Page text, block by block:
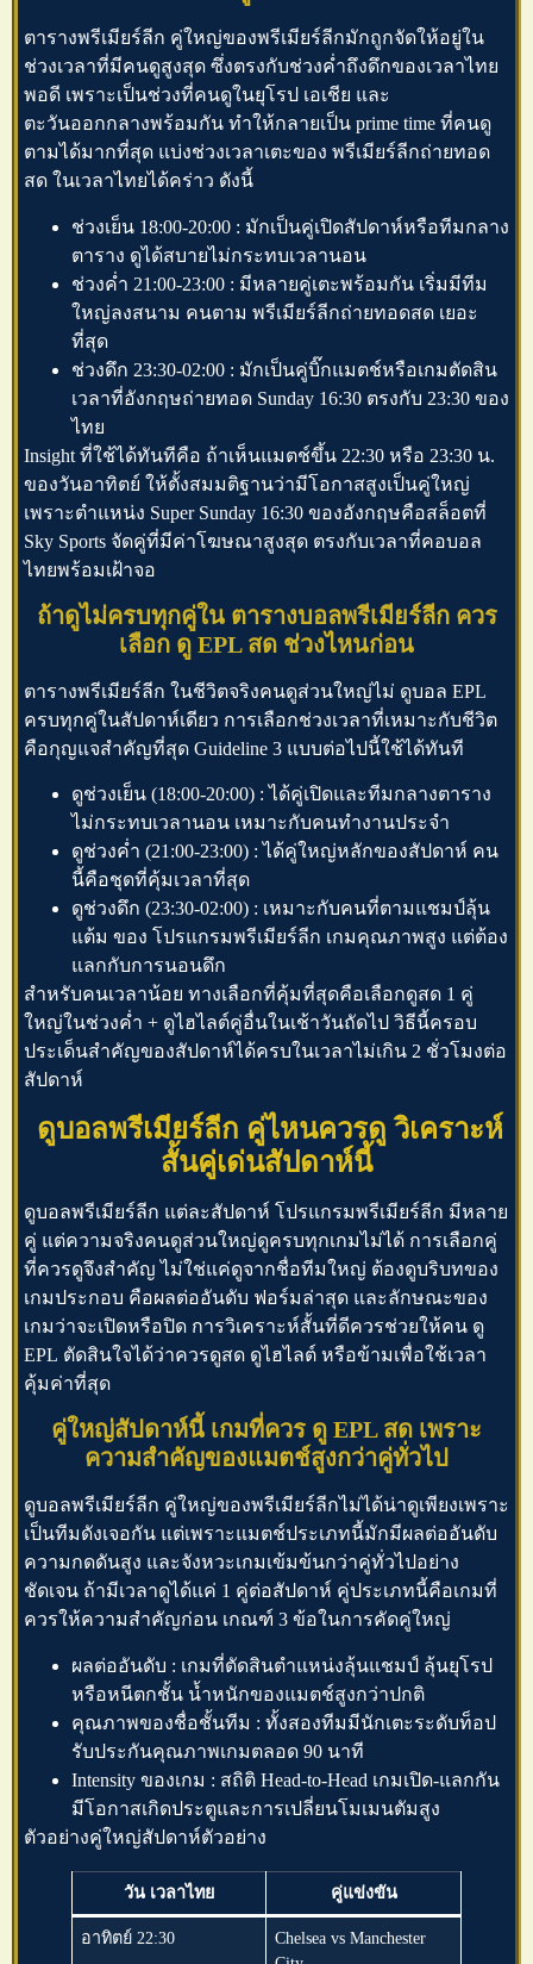
ตารางพรีเมียร์ลีก คู่ใหญ่ของพรีเมียร์ลีกมักถูกจัดให้อยู่ใน
ช่วงเวลาที่มีคนดูสูงสุด ซึ่งตรงกับช่วงค่ำถึงดึกของเวลาไทย
พอดี เพราะเป็นช่วงที่คนดูในยุโรป เอเชีย และ
ตะวันออกกลางพร้อมกัน ทำให้กลายเป็น prime time ที่คนดู
ตามได้มากที่สุด แบ่งช่วงเวลาเตะของ พรีเมียร์ลีกถ่ายทอด
สด ในเวลาไทยได้คร่าว ดังนี้
ช่วงเย็น 18:00-20:00 : มักเป็นคู่เปิดสัปดาห์หรือทีมกลาง
ตาราง ดูได้สบายไม่กระทบเวลานอน
ช่วงค่ำ 21:00-23:00 : มีหลายคู่เตะพร้อมกัน เริ่มมีทีม
ใหญ่ลงสนาม คนตาม พรีเมียร์ลีกถ่ายทอดสด เยอะ
ที่สุด
ช่วงดึก 23:30-02:00 : มักเป็นคู่บิ๊กแมตช์หรือเกมตัดสิน
เวลาที่อังกฤษถ่ายทอด Sunday 16:30 ตรงกับ 23:30 ของ
ไทย
Insight ที่ใช้ได้ทันทีคือ ถ้าเห็นแมตช์ขึ้น 22:30 หรือ 23:30 น.
ของวันอาทิตย์ ให้ตั้งสมมติฐานว่ามีโอกาสสูงเป็นคู่ใหญ่
เพราะตำแหน่ง Super Sunday 16:30 ของอังกฤษคือสล็อตที่
Sky Sports จัดคู่ที่มีค่าโฆษณาสูงสุด ตรงกับเวลาที่คอบอล
ไทยพร้อมเฝ้าจอ
ถ้าดูไม่ครบทุกคู่ใน ตารางบอลพรีเมียร์ลีก ควร
เลือก ดู EPL สด ช่วงไหนก่อน
ตารางพรีเมียร์ลีก ในชีวิตจริงคนดูส่วนใหญ่ไม่ ดูบอล EPL
ครบทุกคู่ในสัปดาห์เดียว การเลือกช่วงเวลาที่เหมาะกับชีวิต
คือกุญแจสำคัญที่สุด Guideline 3 แบบต่อไปนี้ใช้ได้ทันที
ดูช่วงเย็น (18:00-20:00) : ได้คู่เปิดและทีมกลางตาราง
ไม่กระทบเวลานอน เหมาะกับคนทำงานประจำ
ดูช่วงค่ำ (21:00-23:00) : ได้คู่ใหญ่หลักของสัปดาห์ คน
นี้คือชุดที่คุ้มเวลาที่สุด
ดูช่วงดึก (23:30-02:00) : เหมาะกับคนที่ตามแชมป์ลุ้น
แต้ม ของ โปรแกรมพรีเมียร์ลีก เกมคุณภาพสูง แต่ต้อง
แลกกับการนอนดึก
สำหรับคนเวลาน้อย ทางเลือกที่คุ้มที่สุดคือเลือกดูสด 1 คู่
ใหญ่ในช่วงค่ำ + ดูไฮไลต์คู่อื่นในเช้าวันถัดไป วิธีนี้ครอบ
ประเด็นสำคัญของสัปดาห์ได้ครบในเวลาไม่เกิน 2 ชั่วโมงต่อ
สัปดาห์
ดูบอลพรีเมียร์ลีก คู่ไหนควรดู วิเคราะห์
สั้นคู่เด่นสัปดาห์นี้
ดูบอลพรีเมียร์ลีก แต่ละสัปดาห์ โปรแกรมพรีเมียร์ลีก มีหลาย
คู่ แต่ความจริงคนดูส่วนใหญ่ดูครบทุกเกมไม่ได้ การเลือกคู่
ที่ควรดูจึงสำคัญ ไม่ใช่แค่ดูจากชื่อทีมใหญ่ ต้องดูบริบทของ
เกมประกอบ คือผลต่ออันดับ ฟอร์มล่าสุด และลักษณะของ
เกมว่าจะเปิดหรือปิด การวิเคราะห์สั้นที่ดีควรช่วยให้คน ดู
EPL ตัดสินใจได้ว่าควรดูสด ดูไฮไลต์ หรือข้ามเพื่อใช้เวลา
คุ้มค่าที่สุด
คู่ใหญ่สัปดาห์นี้ เกมที่ควร ดู EPL สด เพราะ
ความสำคัญของแมตช์สูงกว่าคู่ทั่วไป
ดูบอลพรีเมียร์ลีก คู่ใหญ่ของพรีเมียร์ลีกไม่ได้น่าดูเพียงเพราะ
เป็นทีมดังเจอกัน แต่เพราะแมตช์ประเภทนี้มักมีผลต่ออันดับ
ความกดดันสูง และจังหวะเกมเข้มข้นกว่าคู่ทั่วไปอย่าง
ชัดเจน ถ้ามีเวลาดูได้แค่ 1 คู่ต่อสัปดาห์ คู่ประเภทนี้คือเกมที่
ควรให้ความสำคัญก่อน เกณฑ์ 3 ข้อในการคัดคู่ใหญ่
ผลต่ออันดับ : เกมที่ตัดสินตำแหน่งลุ้นแชมป์ ลุ้นยุโรป
หรือหนีตกชั้น น้ำหนักของแมตช์สูงกว่าปกติ
คุณภาพของชื่อชั้นทีม : ทั้งสองทีมมีนักเตะระดับท็อป
รับประกันคุณภาพเกมตลอด 90 นาที
Intensity ของเกม : สถิติ Head-to-Head เกมเปิด-แลกกัน
มีโอกาสเกิดประตูและการเปลี่ยนโมเมนตัมสูง
ตัวอย่างคู่ใหญ่สัปดาห์ตัวอย่าง
วัน เวลาไทย คู่แข่งขัน
อาทิตย์ 22:30
Chelsea vs Manchester